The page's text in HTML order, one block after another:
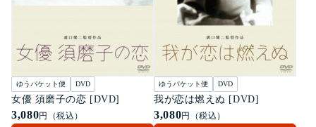
ゆうパケット便 DVD
女優 須磨子の恋 [DVD]
3,080円（税込）
ゆうパケット便 DVD
我が恋は燃えぬ [DVD]
3,080円（税込）